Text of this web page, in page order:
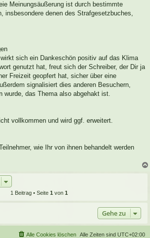
Meinungsäußerung ist durch bestimmte
insbesondere denen des Strafgesetzbuches,
sich ein Dankeschön positiv auf das Klima
genutzt hat, freut sich der Schreiber, der Dir ja
Freizeit geopfert hat, sicher über eine
signalisiert dies anderen Besuchern,
wurde, das Thema also abgehakt ist.
vollkommen und wird ggf. erweitert.
wie Ihr von ihnen behandelt werden
1 Beitrag • Seite 1 von 1
Gehe zu
Alle Zeiten sind UTC+02:00
Alle Cookies löschen